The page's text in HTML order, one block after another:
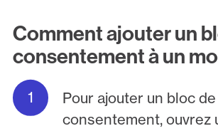
Comment ajouter un
consentement à un
Pour ajouter un bloc de
consentement, ouvrez